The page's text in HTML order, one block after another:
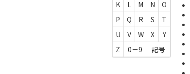
K
L M N
O
P
Q R S
T
U
V W X
Y
Z
0－9 記号